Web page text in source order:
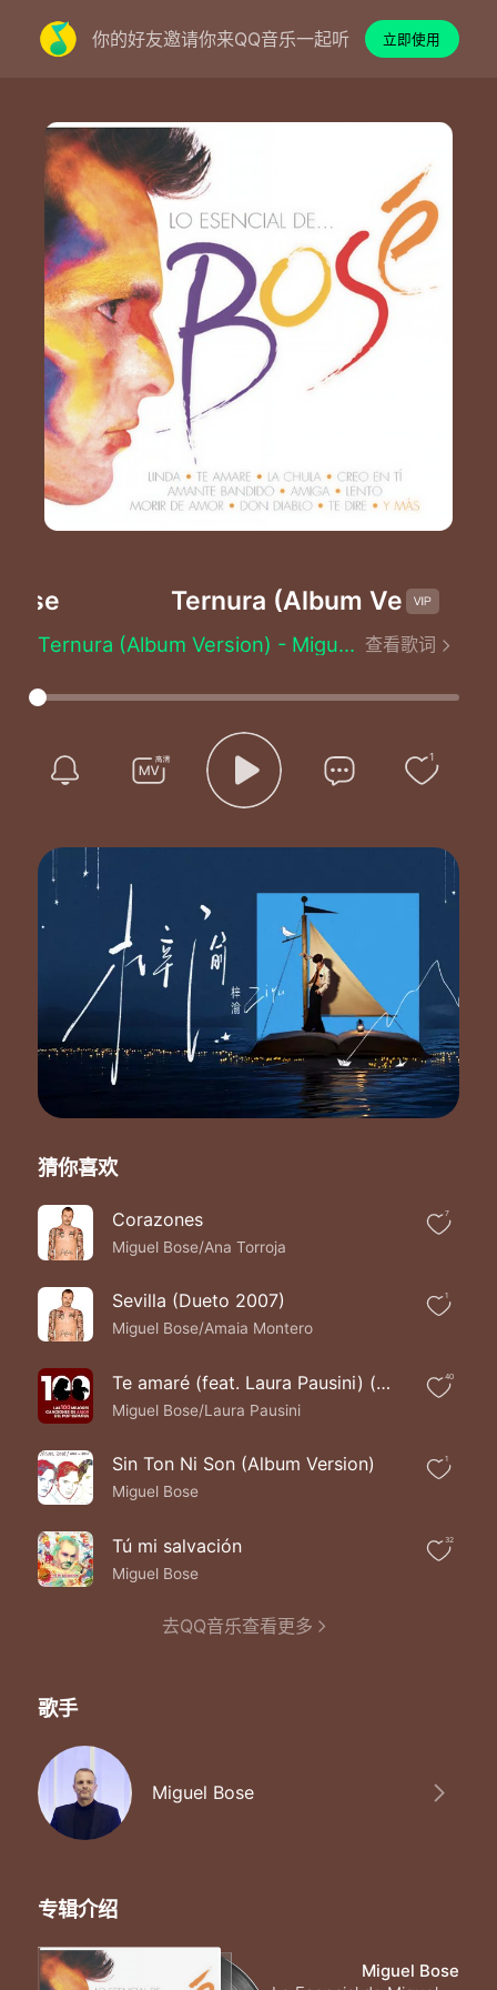
你的好友邀请你来QQ音乐一起听 立即使用
Ternura (Album Version)
Ternura (Album Version) - Miguel Bose
Cuanto tiempo sin saber de tí
De volverte a encontrar
Ternura
Si supieras como te extrañé
Todo es tán distinto desde que tú no éstas
Hoy encuentro rápido un momento de amor
De un amor vacío y frío sín ilusión
Ternura si pudieras solo imaginar
El vacío que tengo en mis manos
Y lo torpes que están
No encuentro esa música que fue tu voz
Cuando hablabas de cosas sencillas
Y no quise escuchar
Fui tan ignorante que no supe entender
El valor de un beso y lo eché todo a perder
Y perdí lo único que tuvo valor
El dolor y la edad no me hables
Que quisiera recordarte así
Yo prefiero llamarte ternura
Y no verte jamás
查看歌词
1
猜你喜欢
Corazones
Miguel Bose/Ana Torroja
7
Sevilla (Dueto 2007)
Miguel Bose/Amaia Montero
1
Te amaré (feat. Laura Pausini) (Dueto 2007)
Miguel Bose/Laura Pausini
40
Sin Ton Ni Son (Album Version)
Miguel Bose
1
Tú mi salvación
Miguel Bose
32
去QQ音乐查看更多
歌手
Miguel Bose
专辑介绍
Miguel Bose